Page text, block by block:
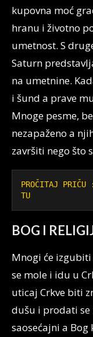
kupovna moć
hranu i životno
umetnost. S
Saturn
na umetnine.
i šund a prave
Mnoge pesme,
nezapaženo a
završiti nego što
PROČITAJ
TU
BOG I
Mnogi će
se mole i idu u
uticaj Crkve biti
dušu i prodati se
saosećajni a Bog